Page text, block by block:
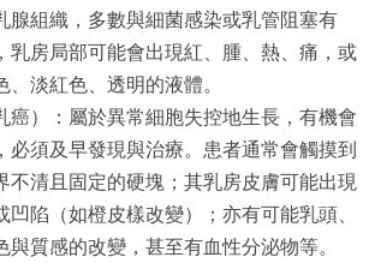
腺組織，多數與細菌感染或乳管阻塞有
乳房局部可能會出現紅、腫、熱、痛，或
、淡紅色、透明的液體。
癌）：屬於異常細胞失控地生長，有機會
必須及早發現與治療。患者通常會觸摸到
不清且固定的硬塊；其乳房皮膚可能出現
凹陷（如橙皮樣改變）；亦有可能乳頭、
與質感的改變，甚至有血性分泌物等。